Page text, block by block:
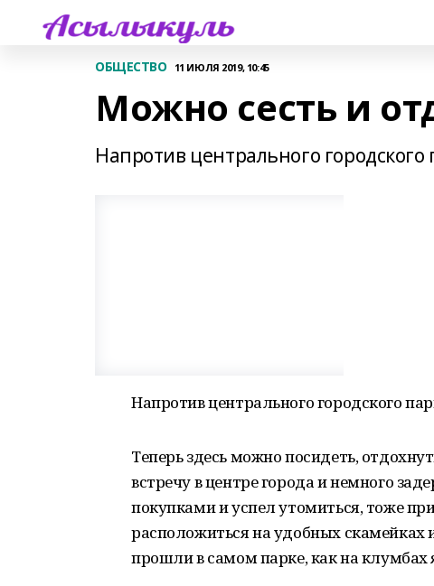
ОБЩЕСТВО 11 ИЮЛЯ 2019, 10:45
Можно сесть и
Напротив центрального
Напротив центрального городского
Теперь здесь можно посидеть,
встречу в центре города и немного
покупками и успел утомиться, тоже
расположиться на удобных скамейках
прошли в самом парке, как на